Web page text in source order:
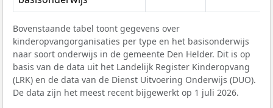
Bovenstaande tabel toont gegevens over
kinderopvangorganisaties per type en het basisonderwijs
naar soort onderwijs in de gemeente Den Helder. Dit is op
basis van de data uit het Landelijk Register Kinderopvang
(LRK) en de data van de Dienst Uitvoering Onderwijs (DUO).
De data zijn het meest recent bijgewerkt op 1 juli 2026.